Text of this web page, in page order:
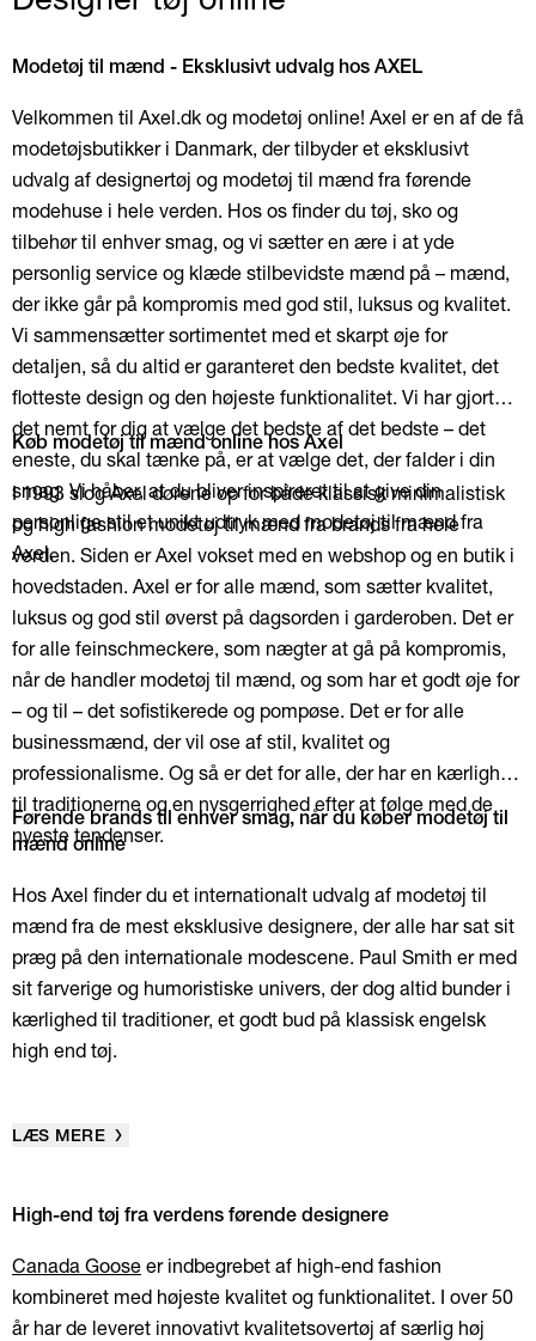
Modetøj til mænd - Eksklusivt udvalg hos AXEL
Velkommen til Axel.dk og modetøj online! Axel er en af de få
modetøjsbutikker i Danmark, der tilbyder et eksklusivt
udvalg af designertøj og modetøj til mænd fra førende
modehuse i hele verden. Hos os finder du tøj, sko og
tilbehør til enhver smag, og vi sætter en ære i at yde
personlig service og klæde stilbevidste mænd på – mænd,
der ikke går på kompromis med god stil, luksus og kvalitet.
Vi sammensætter sortimentet med et skarpt øje for
detaljen, så du altid er garanteret den bedste kvalitet, det
flotteste design og den højeste funktionalitet. Vi har gjort
det nemt for dig at vælge det bedste af det bedste – det
eneste, du skal tænke på, er at vælge det, der falder i din
smag. Vi håber, at du bliver inspireret til at give din
personlige stil et unikt udtryk med modetøj til mænd fra
Axel.
Køb modetøj til mænd online hos Axel
I 1993 slog Axel dørene op for både klassisk minimalistisk
og high fashion modetøj til mænd fra brands fra hele
verden. Siden er Axel vokset med en webshop og en butik i
hovedstaden. Axel er for alle mænd, som sætter kvalitet,
luksus og god stil øverst på dagsorden i garderoben. Det er
for alle feinschmeckere, som nægter at gå på kompromis,
når de handler modetøj til mænd, og som har et godt øje for
– og til – det sofistikerede og pompøse. Det er for alle
businessmænd, der vil ose af stil, kvalitet og
professionalisme. Og så er det for alle, der har en kærlighed
til traditionerne og en nysgerrighed efter at følge med de
nyeste tendenser.
Førende brands til enhver smag, når du køber modetøj til
mænd online
Hos Axel finder du et internationalt udvalg af modetøj til
mænd fra de mest eksklusive designere, der alle har sat sit
præg på den internationale modescene. Paul Smith er med
sit farverige og humoristiske univers, der dog altid bunder i
kærlighed til traditioner, et godt bud på klassisk engelsk
high end tøj.
LÆS MERE
High-end tøj fra verdens førende designere
Canada Goose er indbegrebet af high-end fashion
kombineret med højeste kvalitet og funktionalitet. I over 50
år har de leveret innovativt kvalitetsovertøj af særlig høj